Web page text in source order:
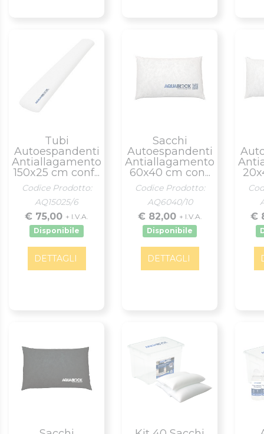
Tubi
Autoespandenti
Antiallagamento
150x25 cm conf...
Codice Prodotto:
AQ15025/6
€ 75,00 + I.V.A.
Disponibile
DETTAGLI
Sacchi
Autoespandenti
Antiallagamento
60x40 cm con...
Codice Prodotto:
AQ6040/10
€ 82,00 + I.V.A.
Disponibile
DETTAGLI
€